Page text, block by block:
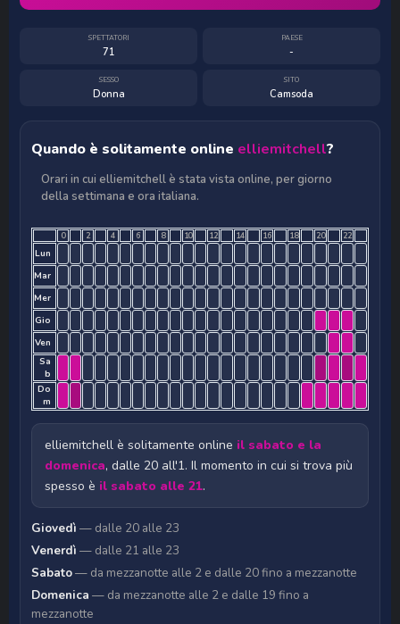
SPETTATORI
71
PAESE
-
SESSO
Donna
SITO
Camsoda
Quando è solitamente online elliemitchell?
Orari in cui elliemitchell è stata vista online, per giorno
della settimana e ora italiana.
0 2 4 6 8 10 12 14 16 18 20 22
Lun
Mar
Mer
Gio
Ven
Sa
b
Do
m
elliemitchell è solitamente online il sabato e la
domenica, dalle 20 all'1. Il momento in cui si trova più
spesso è il sabato alle 21.
Giovedì — dalle 20 alle 23
Venerdì — dalle 21 alle 23
Sabato— da mezzanotte alle 2 e dalle 20 fino a mezzanotte
Domenica — da mezzanotte alle 2 e dalle 19 fino a
mezzanotte